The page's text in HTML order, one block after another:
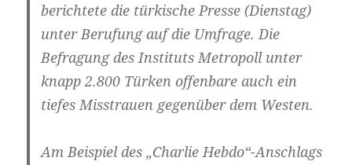
berichtete die türkische Presse (Dienstag)
unter Berufung auf die Umfrage. Die
Befragung des Instituts Metropoll unter
knapp 2.800 Türken offenbare auch ein
tiefes Misstrauen gegenüber dem Westen.
Am Beispiel des „Charlie Hebdo“-Anschlags